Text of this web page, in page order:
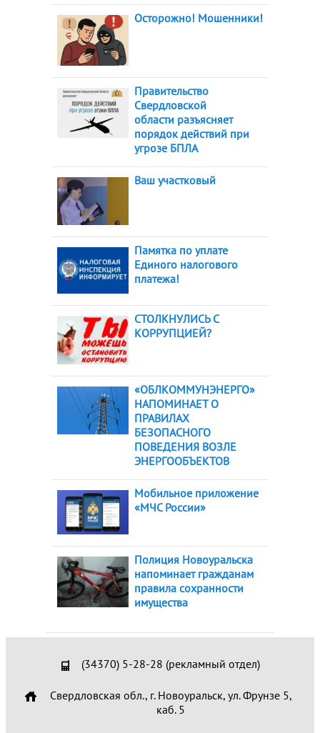
Осторожно! Мошенники!
Правительство
Свердловской
области разъясняет
порядок действий при
угрозе БПЛА
Ваш участковый
Памятка по уплате
Единого налогового
платежа!
СТОЛКНУЛИСЬ С
КОРРУПЦИЕЙ?
«ОБЛКОММУНЭНЕРГО»
НАПОМИНАЕТ О
ПРАВИЛАХ
БЕЗОПАСНОГО
ПОВЕДЕНИЯ ВОЗЛЕ
ЭНЕРГООБЪЕКТОВ
Мобильное приложение
«МЧС России»
Полиция Новоуральска
напоминает гражданам
правила сохранности
имущества
(34370) 5-28-28 (рекламный отдел)
Свердловская обл., г. Новоуральск, ул. Фрунзе 5,
каб. 5